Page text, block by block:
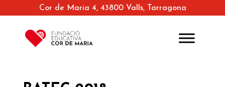
Cor de Maria 4, 43800 Valls, Tarragona